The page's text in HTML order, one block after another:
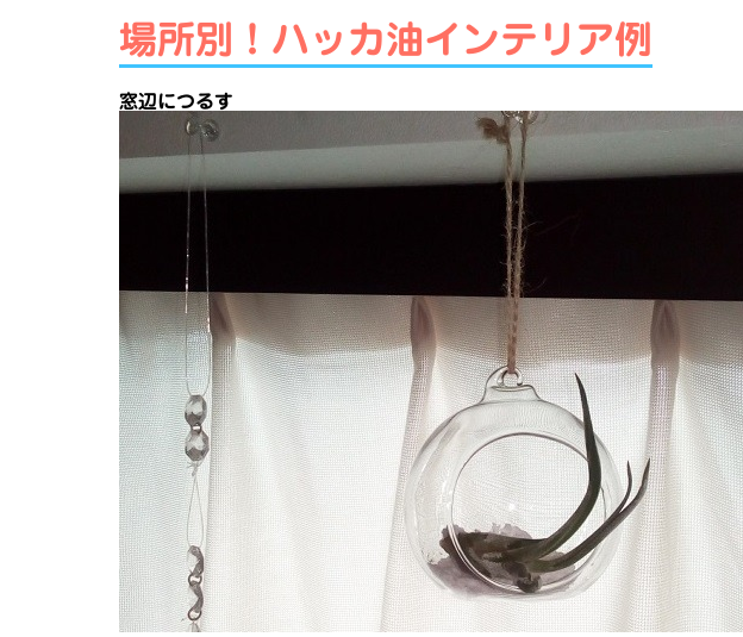
場所別！ハッカ油インテリア例
窓辺につるす